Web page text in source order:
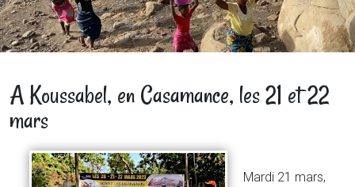
A Koussabel, en Casamance, les 21 et 22
mars
Mardi 21 mars,